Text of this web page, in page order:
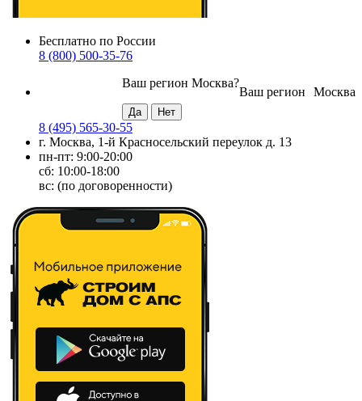
Бесплатно по России
8 (800) 500-35-76
Москва
Ваш регион
Ваш регион Москва?
8 (495) 565-30-55
г. Москва, 1-й Красносельский переулок д. 13
пн-пт: 9:00-20:00
сб: 10:00-18:00
вс: (по договоренности)